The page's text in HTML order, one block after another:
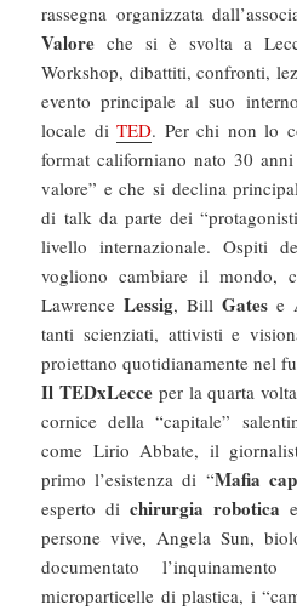
rassegna organizzata
Valore che si è svolta a
Workshop, dibattiti, confronti,
evento principale al suo
locale diTED. Per chi non lo
format californiano nato 30
valore” e che si declina
di talk da parte dei
livello internazionale. Ospiti
vogliono cambiare il mondo,
LawrenceLessig, BillGates e
tanti scienziati, attivisti e
proiettano quotidianamente nel
Il TEDxLecce per la quarta
cornice della “capitale”
come Lirio Abbate, il
primo l’esistenza di “Mafia
esperto dichirurgia robotica
persone vive, Angela Sun,
documentato
microparticelle di plastica, i